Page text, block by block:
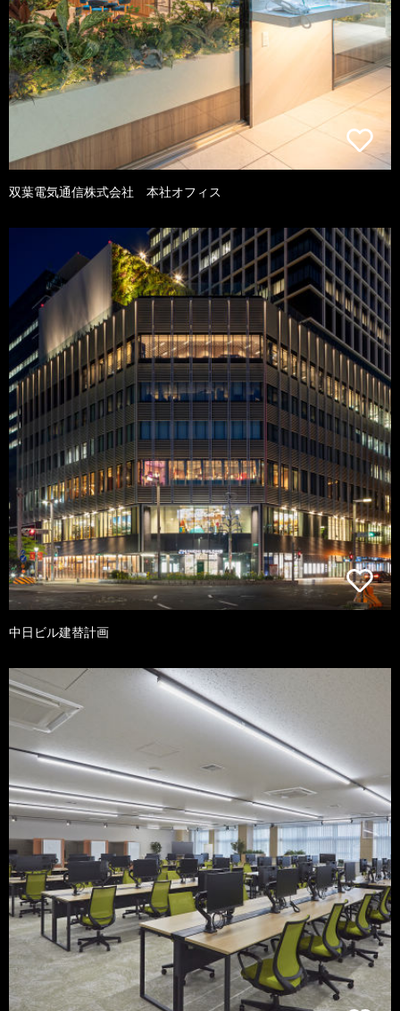
双葉電気通信株式会社 本社オフィス
中日ビル建替計画